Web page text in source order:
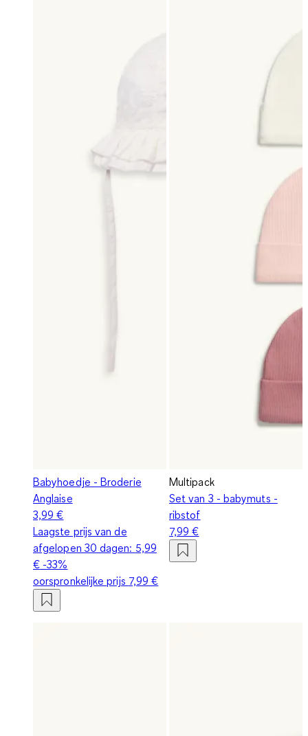
Babyhoedje - Broderie
Anglaise
3,99 €
Laagste prijs van de
afgelopen 30 dagen: 5,99
€ -33%
oorspronkelijke prijs 7,99 €
Multipack
Set van 3 - babymuts -
ribstof
7,99 €